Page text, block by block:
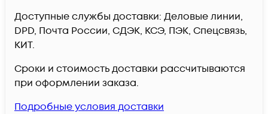
Доступные службы доставки: Деловые линии,
DPD, Почта России, СДЭК, КСЭ, ПЭК, Спецсвязь,
КИТ.
Сроки и стоимость доставки рассчитываются
при оформлении заказа.
Подробные условия доставки